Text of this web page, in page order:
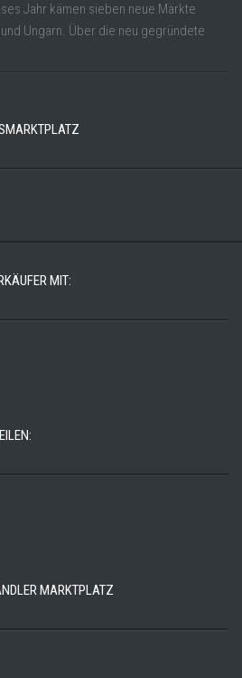
Jahr kämen sieben neue Märkte
Ungarn. Über die neu gegründete
MIT:
MARKTPLATZ